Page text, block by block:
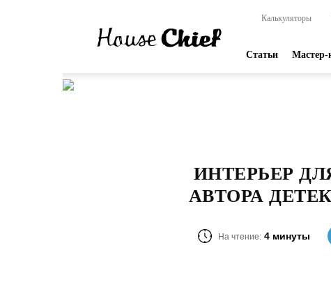
online-
издание
Калькуляторы
Статьи Мастер-
ИНТЕРЬЕР
АВТОРА
На чтение: 4 минуты